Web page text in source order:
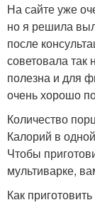
На сайте уже
но я решила
после
советовала так
полезна и для
очень хорошо
Количество
Калорий в
Чтобы
мультиварке,
Как